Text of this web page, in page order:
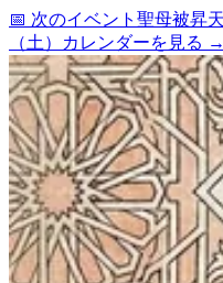
📅 次のイベント 聖母被昇
（土）
カレンダーを見る →